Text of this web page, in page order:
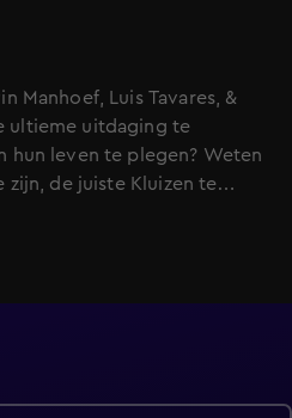
Manhoef, Luis Tavares, &
ultieme uitdaging te
hun leven te plegen? Weten
zijn, de juiste Kluizen te
veilig te stellen?